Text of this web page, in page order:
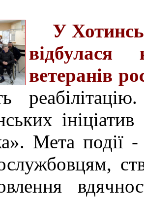
У
ветеранів
Мета події